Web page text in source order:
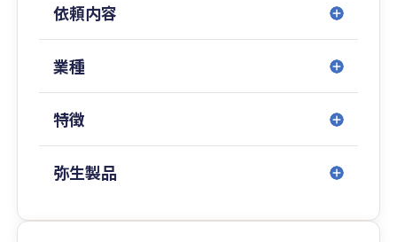
を付けていいかわからない、どう進めればよいか
わからないといった方に対して税金以外の部分に
ついてもサポートをさせて頂いております。
ばよいのでしょうが、20年30年と進むと事業承継
や相続、時として廃業といったことも視野に入れ
なければなりません。当事務所は成長の先の上場
依頼内容
業種
特徴
弥生製品